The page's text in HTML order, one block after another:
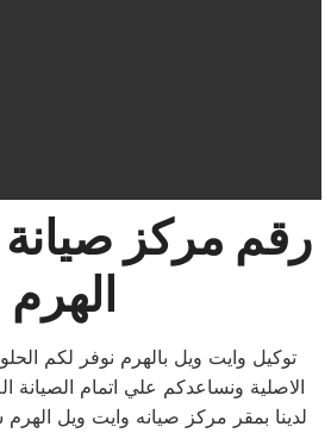
رقم مركز
الهرم
توكيل وايت ويل بالهرم نوفر لكم
الاصلية ونساعدكم علي اتمام الصيانة
لدينا بمقر مركز صيانه وايت ويل